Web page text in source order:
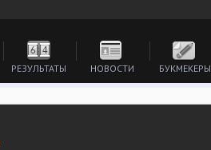
РЕЗУЛЬТАТЫ НОВОСТИ БУКМЕКЕРЫ